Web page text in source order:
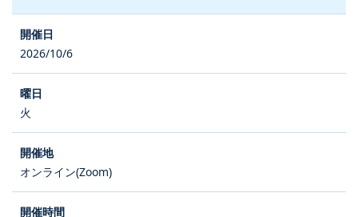
2026/10/6
火
オンライン(Zoom)